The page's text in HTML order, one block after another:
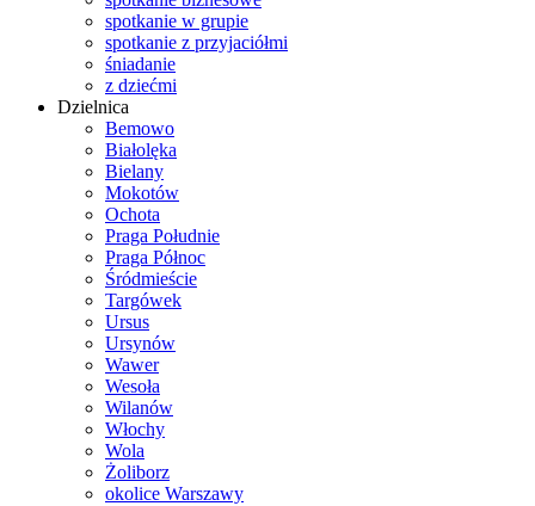
spotkanie w grupie
spotkanie z przyjaciółmi
śniadanie
z dziećmi
Dzielnica
Bemowo
Białolęka
Bielany
Mokotów
Ochota
Praga Południe
Praga Północ
Śródmieście
Targówek
Ursus
Ursynów
Wawer
Wesoła
Wilanów
Włochy
Wola
Żoliborz
okolice Warszawy